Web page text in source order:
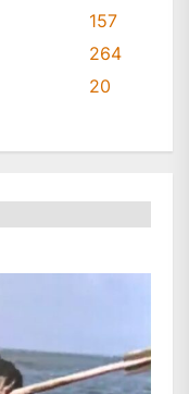
157
264
20